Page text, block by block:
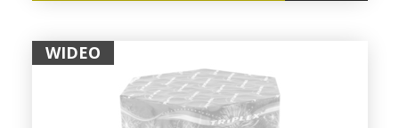
WIDEO